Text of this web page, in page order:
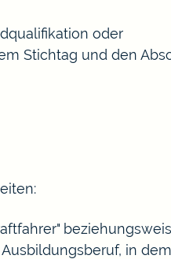
oder
Stichtag und den
in